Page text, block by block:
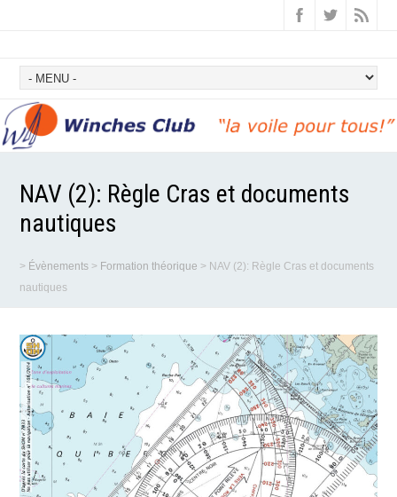
NAV (2): Règle Cras et documents
nautiques
> Évènements > Formation théorique > NAV (2): Règle Cras et documents
nautiques